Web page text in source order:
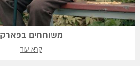
משוחחים בפארק
קרא עוד